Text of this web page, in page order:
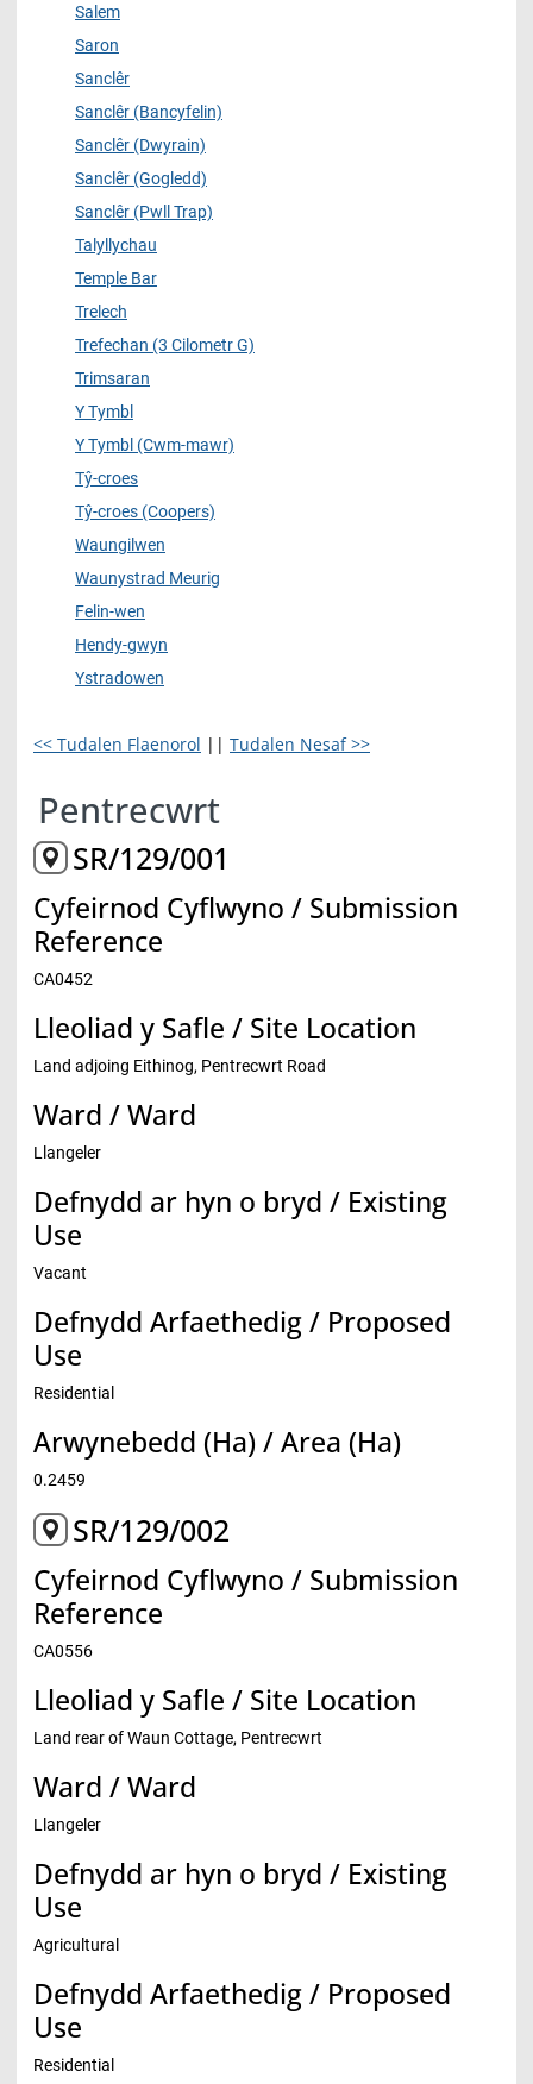
Salem
Saron
Sanclêr
Sanclêr (Bancyfelin)
Sanclêr (Dwyrain)
Sanclêr (Gogledd)
Sanclêr (Pwll Trap)
Talyllychau
Temple Bar
Trelech
Trefechan (3 Cilometr G)
Trimsaran
Y Tymbl
Y Tymbl (Cwm-mawr)
Tŷ-croes
Tŷ-croes (Coopers)
Waungilwen
Waunystrad Meurig
Felin-wen
Hendy-gwyn
Ystradowen
<< Tudalen Flaenorol || Tudalen Nesaf >>
Pentrecwrt
SR/129/001
Cyfeirnod Cyflwyno / Submission
Reference
CA0452
Lleoliad y Safle / Site Location
Land adjoing Eithinog, Pentrecwrt Road
Ward / Ward
Llangeler
Defnydd ar hyn o bryd / Existing
Use
Vacant
Defnydd Arfaethedig / Proposed
Use
Residential
Arwynebedd (Ha) / Area (Ha)
0.2459
SR/129/002
Cyfeirnod Cyflwyno / Submission
Reference
CA0556
Lleoliad y Safle / Site Location
Land rear of Waun Cottage, Pentrecwrt
Ward / Ward
Llangeler
Defnydd ar hyn o bryd / Existing
Use
Agricultural
Defnydd Arfaethedig / Proposed
Use
Residential